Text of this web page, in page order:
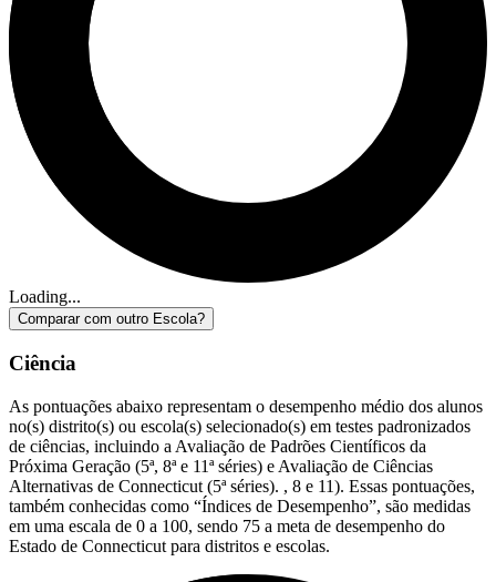
Loading...
Comparar com outro Escola?
Ciência
As pontuações abaixo representam o desempenho médio dos alunos
no(s) distrito(s) ou escola(s) selecionado(s) em testes padronizados
de ciências, incluindo a Avaliação de Padrões Científicos da
Próxima Geração (5ª, 8ª e 11ª séries) e Avaliação de Ciências
Alternativas de Connecticut (5ª séries). , 8 e 11). Essas pontuações,
também conhecidas como “Índices de Desempenho”, são medidas
em uma escala de 0 a 100, sendo 75 a meta de desempenho do
Estado de Connecticut para distritos e escolas.